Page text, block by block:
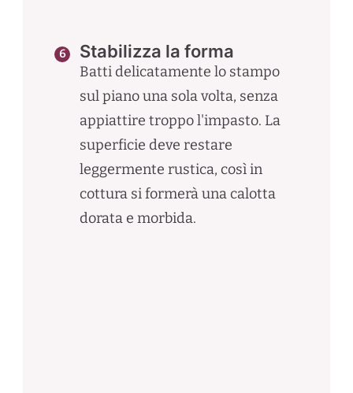
Stabilizza la forma
Batti delicatamente lo stampo
sul piano una sola volta, senza
appiattire troppo l'impasto. La
superficie deve restare
leggermente rustica, così in
cottura si formerà una calotta
dorata e morbida.